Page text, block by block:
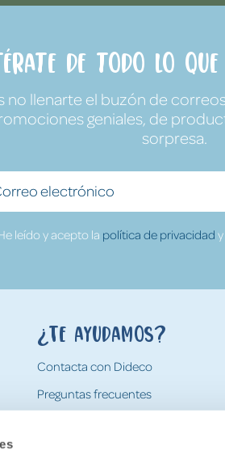
de todo lo que
llenarte el buzón de
geniales, de
sorpresa.
leído y acepto la política de privacidad
¿Te ayudamos?
Contacta con Dideco
Preguntas frecuentes